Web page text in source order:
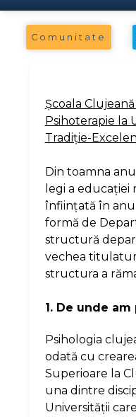
Comunitate
Şcoala
Psihoterapie la
Tradiţie-
Din toamna
legi a educaţiei
înfiinţată în
formă de
structură
vechea
structura a
1. De unde
Psihologia
odată cu
Superioare la
una dintre
Universităţii